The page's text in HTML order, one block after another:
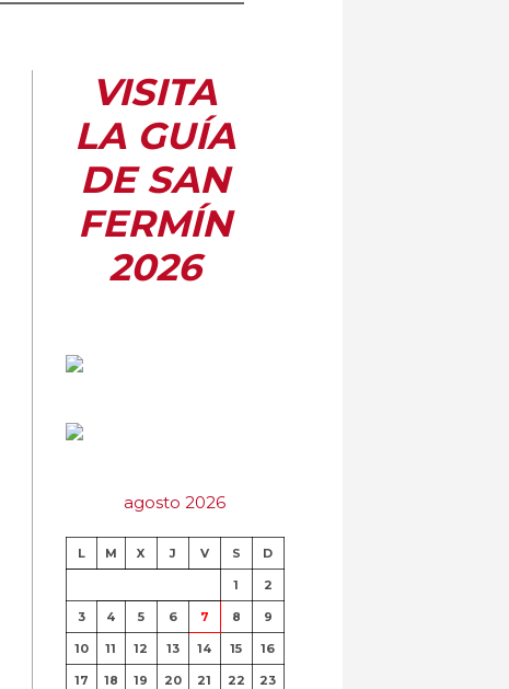
VISITA
LA GUÍA
DE SAN
FERMÍN
2026
agosto 2026
L M X J V S D
1 2
3 4 5 6 7 8 9
10 11 12 13 14 15 16
17 18 19 20 21 22 23